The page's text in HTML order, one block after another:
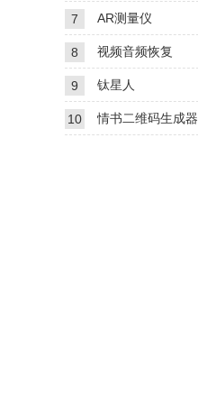
7 AR测量仪
8 视频音频恢复
9 钛星人
10 情书二维码生成器